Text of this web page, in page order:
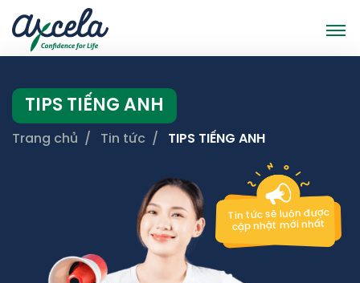
TIPS TIẾNG ANH
Trang chủ Tin tức TIPS TIẾNG ANH
Tin tức sẽ luôn được
cập nhật mới nhất